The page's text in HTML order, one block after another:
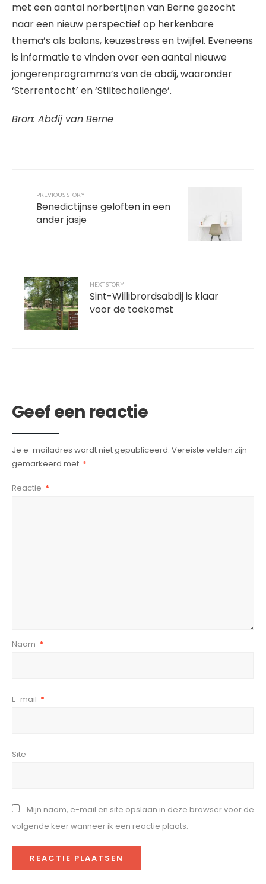
met een aantal norbertijnen van Berne gezocht
naar een nieuw perspectief op herkenbare
thema’s als balans, keuzestress en twijfel. Eveneens
is informatie te vinden over een aantal nieuwe
jongerenprogramma’s van de abdij, waaronder
‘Sterrentocht’ en ‘Stiltechallenge’.
Bron: Abdij van Berne
PREVIOUS STORY
Benedictijnse geloften in een
ander jasje
NEXT STORY
Sint-Willibrordsabdij is klaar
voor de toekomst
Geef een reactie
Je e-mailadres wordt niet gepubliceerd. Vereiste velden zijn
gemarkeerd met *
Reactie *
Naam *
E-mail *
Site
Mijn naam, e-mail en site opslaan in deze browser voor de
volgende keer wanneer ik een reactie plaats.